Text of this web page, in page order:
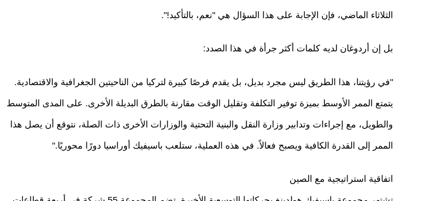
الثلاثاء الماضي، فإن الإجابة على هذا السؤال هي "نعم، بالتأكيد!".
بل إن أردوغان لديه كلمات أكثر جرأة في هذا الصدد:
"في رؤيتنا، هذا الطريق ليس مجرد بديل، بل يقدم فرصًا كبيرة لتركيا من الناحيتين الجغرافية والاقتصادية.
يتمتع الممر الأوسط بميزة توفير التكلفة وتقليل الوقت مقارنة بالطرق البديلة الأخرى. على المدى المتوسط
والطويل، مع إجراءات وتدابير وزارة النقل والبنية التحتية والوزارات الأخرى ذات الصلة، نتوقع أن يصل هذا
الممر إلى القدرة الكافية ويصبح فعالاً. في هذه العملية، ستلعب باسيفيك أوراسيا دورًا محوريًا."
اتفاقية استراتيجية مع الصين